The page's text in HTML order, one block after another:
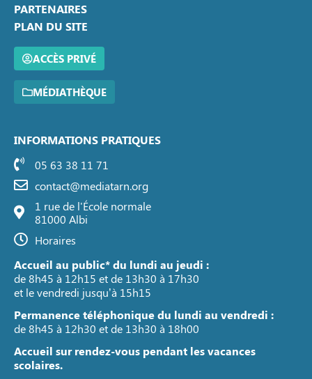
PARTENAIRES
PLAN DU SITE
ACCÈS PRIVÉ
MÉDIATHÈQUE
INFORMATIONS PRATIQUES
05 63 38 11 71
contact@mediatarn.org
1 rue de l'École normale
81000 Albi
Horaires
Accueil au public* du lundi au jeudi :
de 8h45 à 12h15 et de 13h30 à 17h30
et le vendredi jusqu’à 15h15
Permanence téléphonique du lundi au vendredi :
de 8h45 à 12h30 et de 13h30 à 18h00
Accueil sur rendez-vous pendant les vacances
scolaires.